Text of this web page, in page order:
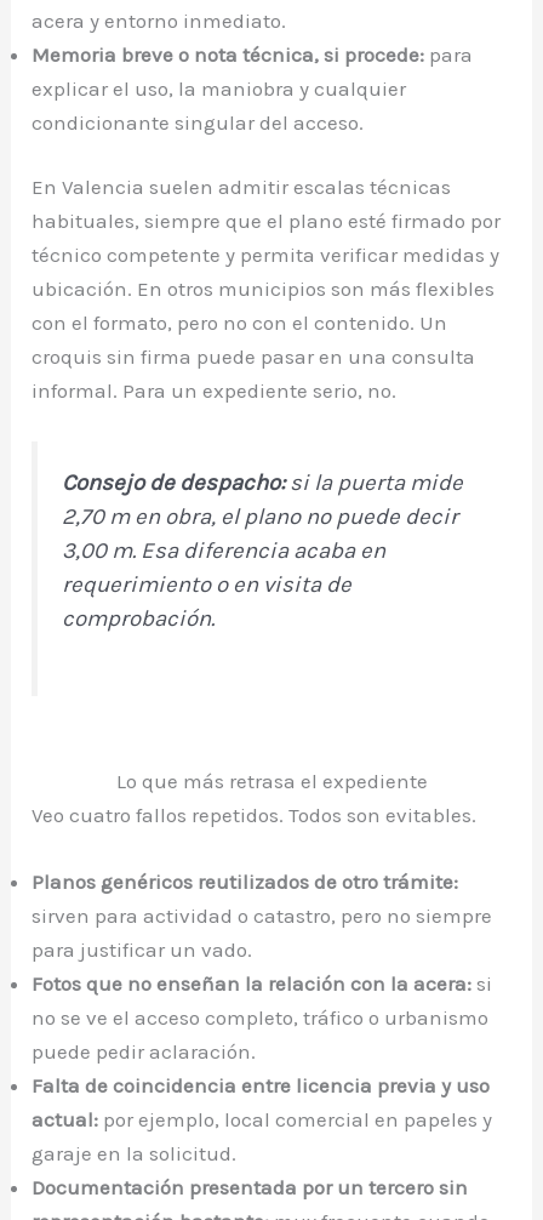
acera y entorno inmediato.
Memoria breve o nota técnica, si procede: para
explicar el uso, la maniobra y cualquier
condicionante singular del acceso.
En Valencia suelen admitir escalas técnicas
habituales, siempre que el plano esté firmado por
técnico competente y permita verificar medidas y
ubicación. En otros municipios son más flexibles
con el formato, pero no con el contenido. Un
croquis sin firma puede pasar en una consulta
informal. Para un expediente serio, no.
Consejo de despacho:si la puerta mide
2,70 m en obra, el plano no puede decir
3,00 m. Esa diferencia acaba en
requerimiento o en visita de
comprobación.
Lo que más retrasa el expediente
Veo cuatro fallos repetidos. Todos son evitables.
Planos genéricos reutilizados de otro trámite:
sirven para actividad o catastro, pero no siempre
para justificar un vado.
Fotos que no enseñan la relación con la acera: si
no se ve el acceso completo, tráfico o urbanismo
puede pedir aclaración.
Falta de coincidencia entre licencia previa y uso
actual: por ejemplo, local comercial en papeles y
garaje en la solicitud.
Documentación presentada por un tercero sin